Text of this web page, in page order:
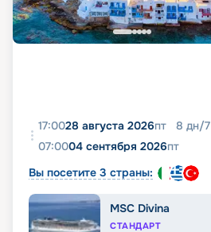
17:0028 августа 2026пт 8 дн/7
07:0004 сентября 2026пт
Вы посетите 3 страны:
MSC Divina
СТАНДАРТ